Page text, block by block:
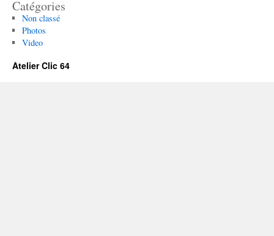
Catégories
Non classé
Photos
Video
Atelier Clic 64